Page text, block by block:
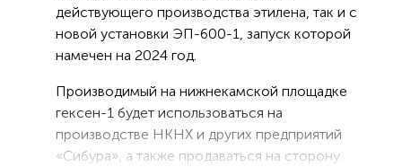
действующего производства этилена, так и с
новой установки ЭП-600-1, запуск которой
намечен на 2024 год.
Производимый на нижнекамской площадке
гексен-1 будет использоваться на
производстве НКНХ и других предприятий
«Сибура», а также продаваться на сторону.